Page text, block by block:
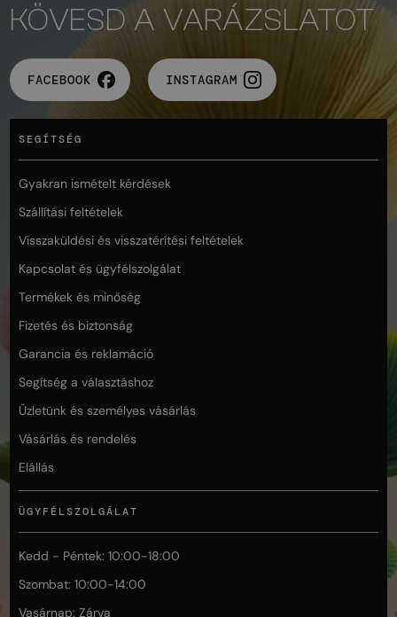
KÖVESD A VARÁZSLATOT
FACEBOOK INSTAGRAM
SEGÍTSÉG
Gyakran ismételt kérdések
Szállítási feltételek
Visszaküldési és visszatérítési feltételek
Kapcsolat és ügyfélszolgálat
Termékek és minőség
Fizetés és biztonság
Garancia és reklamáció
Segítség a választáshoz
Üzletünk és személyes vásárlás
Vásárlás és rendelés
Elállás
ÜGYFÉLSZOLGÁLAT
Kedd - Péntek: 10:00-18:00
Szombat: 10:00-14:00
Vasárnap: Zárva